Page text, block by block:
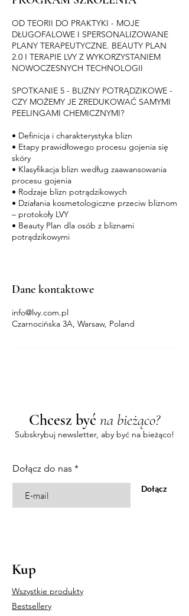
o
y
OD TEORII DO PRAKTYKI - MOJE
DŁUGOFALOWE I SPERSONALIZOWANE
PLANY TERAPEUTYCZNE. BEAUTY PLAN
2.0 I TERAPIE LVY Z WYKORZYSTANIEM
NOWOCZESNYCH TECHNOLOGII
SPOTKANIE 5 - BLIZNY POTRĄDZIKOWE -
CZY MOŻEMY JE ZREDUKOWAĆ SAMYMI
PEELINGAMI CHEMICZNYMI?
• Definicja i charakterystyka blizn
• Etapy prawidłowego procesu gojenia się
skóry
• Klasyfikacja blizn według zaawansowania
procesu gojenia
• Rodzaje blizn potrądzikowych
• Działania kosmetologiczne przeciw bliznom
– protokoły LVY
• Beauty Plan dla osób z bliznami
potrądzikowymi
Dane kontaktowe
info@lvy.com.pl
Czarnocińska 3A, Warsaw, Poland
Chcesz być na bieżąco?
Subskrybuj newsletter, aby być na bieżąco!
Dołącz do nas
Dołącz
Kup
Wszystkie produkty
Bestsellery